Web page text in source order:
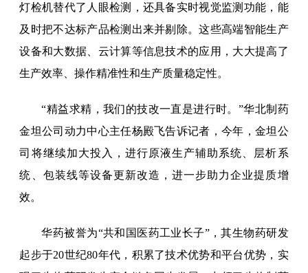
灯检机替代了人眼检测，还具备实时视觉监测功能，能
及时把不达标产品检测出来并剔除。这些高端智能生产
设备和大数据、云计算等信息技术的应用，大大提高了
生产效率、操作精准性和生产质量稳定性。
“精益求精，我们的技改一直是进行时。”华北制药
金坦公司动力中心主任杨殿飞告诉记者，今年，金坦公
司将继续加大投入，进行原液生产辅助系统、层析系
统、包装线等设备更新改造，进一步助力企业提质增
效。
华药被誉为“共和国医药工业长子”，其生物药研发
起步于20世纪80年代，积累了技术优势和平台优势，实